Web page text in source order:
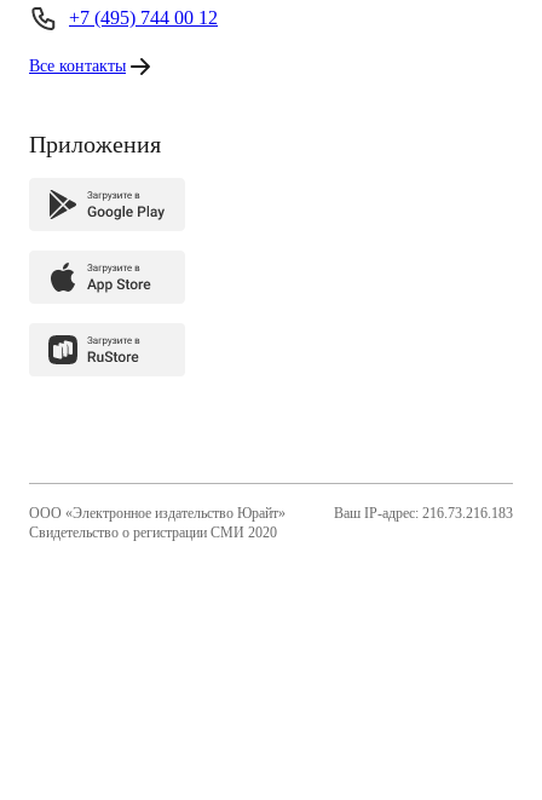
+7 (495) 744 00 12
Все контакты
Приложения
ООО «Электронное издательство Юрайт»
Свидетельство о регистрации СМИ 2020
Ваш IP-адрес: 216.73.216.183